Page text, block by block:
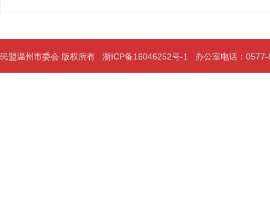
民盟温州市委会 版权所有 浙ICP备16046252号-1 办公室电话：